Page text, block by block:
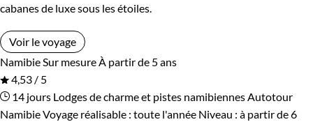
cabanes de luxe sous les étoiles.
Voir le voyage
Namibie Sur mesure À partir de 5 ans
4,53 / 5
14 jours Lodges de charme et pistes namibiennes Autotour
NamibieVoyage réalisable : toute l'année Niveau : à partir de6